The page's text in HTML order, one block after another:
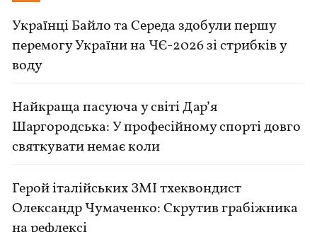
Українці Байло та Середа здобули першу
перемогу України на ЧЄ-2026 зі стрибків у
воду
Найкраща пасуюча у світі Дар’я
Шаргородська: У професійному спорті довго
святкувати немає коли
Герой італійських ЗМІ тхеквондист
Олександр Чумаченко: Скрутив грабіжника